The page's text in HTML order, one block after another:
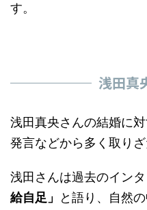
す。
浅田真
浅田真央さんの結婚に
発言などから多く取りざ
浅田さんは過去のイン
給自足」
と語り、自然